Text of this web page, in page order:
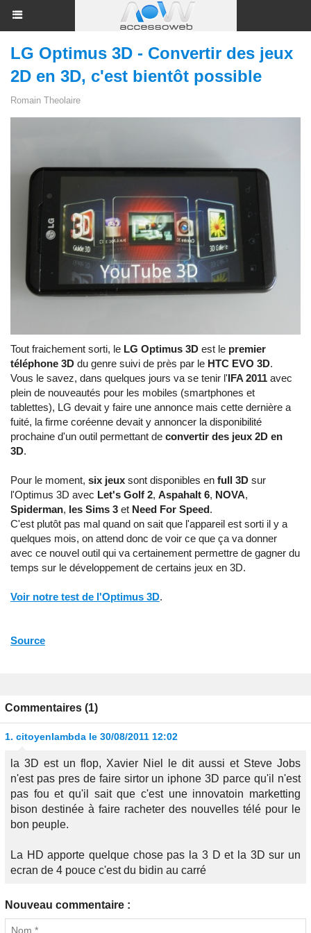
LG Optimus 3D - Convertir des jeux
2D en 3D, c'est bientôt possible
Romain Theolaire
Tout fraichement sorti, le LG Optimus 3D est le premier
téléphone 3D du genre suivi de près par le HTC EVO 3D.
Vous le savez, dans quelques jours va se tenir l'IFA 2011 avec
plein de nouveautés pour les mobiles (smartphones et
tablettes), LG devait y faire une annonce mais cette dernière a
fuité, la firme coréenne devait y annoncer la disponibilité
prochaine d'un outil permettant de convertir des jeux 2D en
3D.
Pour le moment, six jeux sont disponibles en full 3D sur
l'Optimus 3D avec Let's Golf 2, Aspahalt 6, NOVA,
Spiderman, les Sims 3 et Need For Speed.
C'est plutôt pas mal quand on sait que l'appareil est sorti il y a
quelques mois, on attend donc de voir ce que ça va donner
avec ce nouvel outil qui va certainement permettre de gagner du
temps sur le développement de certains jeux en 3D.
Voir notre test de l'Optimus 3D.
Source
Commentaires (1)
1. citoyenlambda le 30/08/2011 12:02
la 3D est un flop, Xavier Niel le dit aussi et Steve Jobs
n'est pas pres de faire sirtor un iphone 3D parce qu'il n'est
pas fou et qu'il sait que c'est une innovatoin marketting
bison destinée à faire racheter des nouvelles télé pour le
bon peuple.
La HD apporte quelque chose pas la 3 D et la 3D sur un
ecran de 4 pouce c'est du bidin au carré
Nouveau commentaire :